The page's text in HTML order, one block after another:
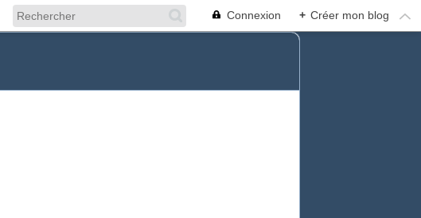
Connexion + Créer mon blog